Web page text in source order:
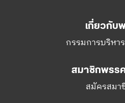
เกี่ยวกับ
กรรมการบริหา
สมาชิกพรร
สมัครสมา